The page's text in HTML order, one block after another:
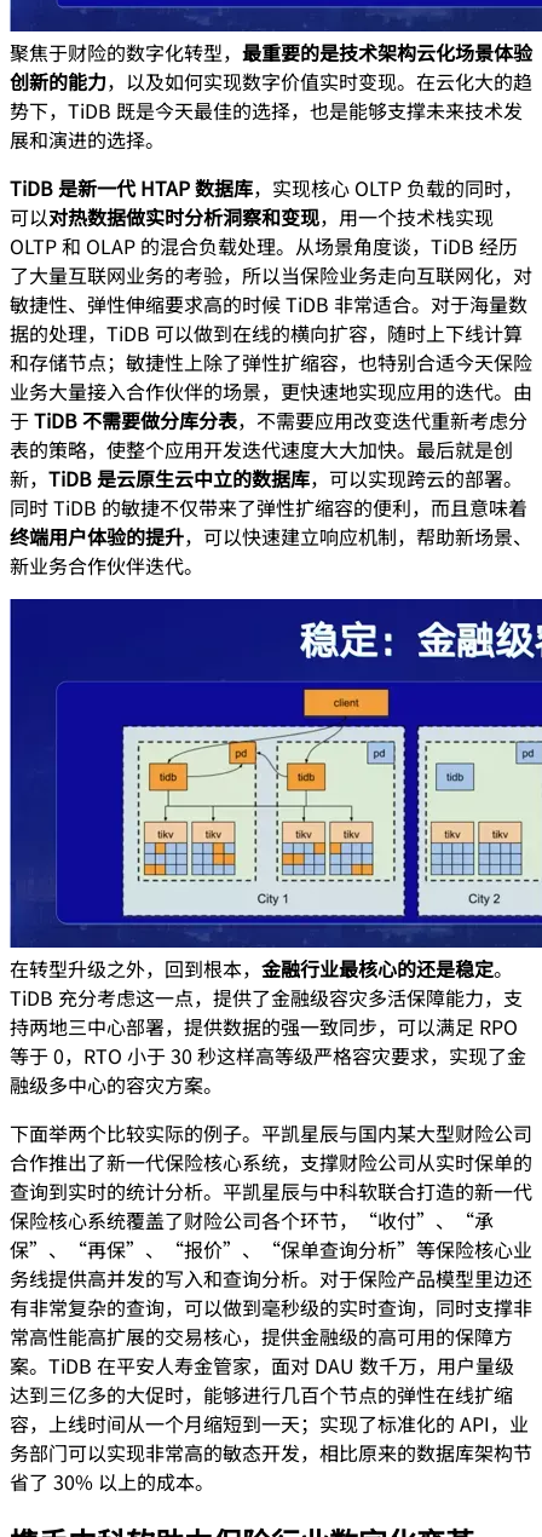
聚焦于财险的数字化转型， 最重要的是技术架构云化场景体验
创新的能力，以及如何实现数字价值实时变现。在云化大的趋
势下，TiDB 既是今天最佳的选择，也是能够支撑未来技术发
展和演进的选择。
TiDB 是新一代 HTAP 数据库，实现核心 OLTP 负载的同时，
可以对热数据做实时分析洞察和变现，用一个技术栈实现
OLTP 和 OLAP 的混合负载处理。从场景角度谈，TiDB 经历
了大量互联网业务的考验，所以当保险业务走向互联网化，对
敏捷性、弹性伸缩要求高的时候 TiDB 非常适合。对于海量数
据的处理，TiDB 可以做到在线的横向扩容，随时上下线计算
和存储节点；敏捷性上除了弹性扩缩容，也特别合适今天保险
业务大量接入合作伙伴的场景，更快速地实现应用的迭代。由
于TiDB 不需要做分库分表，不需要应用改变迭代重新考虑分
表的策略，使整个应用开发迭代速度大大加快。最后就是创
新， TiDB 是云原生云中立的数据库，可以实现跨云的部署。
同时 TiDB 的敏捷不仅带来了弹性扩缩容的便利，而且意味着
终端用户体验的提升，可以快速建立响应机制，帮助新场景、
新业务合作伙伴迭代。
在转型升级之外，回到根本， 金融行业最核心的还是稳定。
TiDB 充分考虑这一点，提供了金融级容灾多活保障能力，支
持两地三中心部署，提供数据的强一致同步，可以满足 RPO
等于 0，RTO 小于 30 秒这样高等级严格容灾要求，实现了金
融级多中心的容灾方案。
下面举两个比较实际的例子。平凯星辰与国内某大型财险公司
合作推出了新一代保险核心系统，支撑财险公司从实时保单的
查询到实时的统计分析。平凯星辰与中科软联合打造的新一代
保险核心系统覆盖了财险公司各个环节，“收付”、“承
保”、“再保”、“报价”、“保单查询分析”等保险核心业
务线提供高并发的写入和查询分析。对于保险产品模型里边还
有非常复杂的查询，可以做到毫秒级的实时查询，同时支撑非
常高性能高扩展的交易核心，提供金融级的高可用的保障方
案。TiDB 在平安人寿金管家，面对 DAU 数千万，用户量级
达到三亿多的大促时，能够进行几百个节点的弹性在线扩缩
容，上线时间从一个月缩短到一天；实现了标准化的 API，业
务部门可以实现非常高的敏态开发，相比原来的数据库架构节
省了 30% 以上的成本。